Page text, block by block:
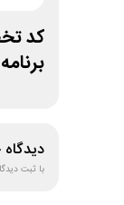
دیدگاه
با ثبت